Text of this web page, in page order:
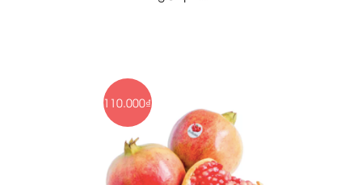
110.000₫